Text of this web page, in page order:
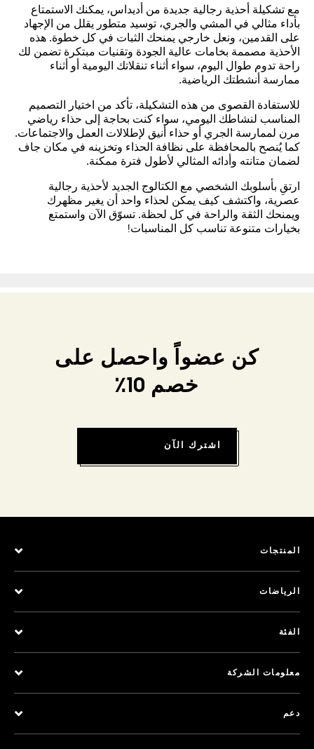
مع تشكيلة أحذية رجالية جديدة من أديداس، يمكنك الاستمتاع
بأداء مثالي في المشي والجري، توسيد متطور يقلل من الإجهاد
على القدمين، ونعل خارجي يمنحك الثبات في كل خطوة. هذه
الأحذية مصممة بخامات عالية الجودة وتقنيات مبتكرة تضمن لك
راحة تدوم طوال اليوم، سواء أثناء تنقلاتك اليومية أو أثناء
ممارسة أنشطتك الرياضية.
للاستفادة القصوى من هذه التشكيلة، تأكد من اختيار التصميم
المناسب لنشاطك اليومي، سواء كنت بحاجة إلى حذاء رياضي
مرن لممارسة الجري أو حذاء أنيق لإطلالات العمل والاجتماعات.
كما يُنصح بالمحافظة على نظافة الحذاء وتخزينه في مكان جاف
لضمان متانته وأدائه المثالي لأطول فترة ممكنة.
ارتقِ بأسلوبك الشخصي مع الكتالوج الجديد لأحذية رجالية
عصرية، واكتشف كيف يمكن لحذاء واحد أن يغير مظهرك
ويمنحك الثقة والراحة في كل لحظة. تسوّق الآن واستمتع
بخيارات متنوعة تناسب كل المناسبات!
كن عضواً واحصل على
خصم 10٪
اشترك الآن
المنتجات
الرياضات
الفئة
معلومات الشركة
دعم